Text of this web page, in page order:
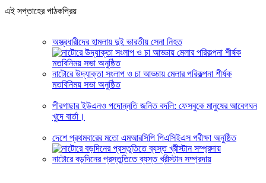
এই সপ্তাহের পাঠকপ্রিয়
অস্ত্রধারীদের হামলায় দুই ভারতীয় সেনা নিহত
নাটোরে উদ্যাক্তা সংলাপ ও চা আড্ডায় মেলার পরিকল্পনা শীর্ষক
মতবিনিময় সভা অনুষ্ঠিত
পীরগাছার ইউএনও পদোন্নতি জনিত বদলি: ফেসবুকে মানুষের আবেগঘন
খুদে বার্তা।
দেশে প্রথমবারের মতো এমআরসিপি পিএসিইএস পরীক্ষা অনুষ্ঠিত
নাটোরে বড়দিনের প্রস্তুতিতে ব্যস্ত খ্রীস্টান সম্প্রদায়